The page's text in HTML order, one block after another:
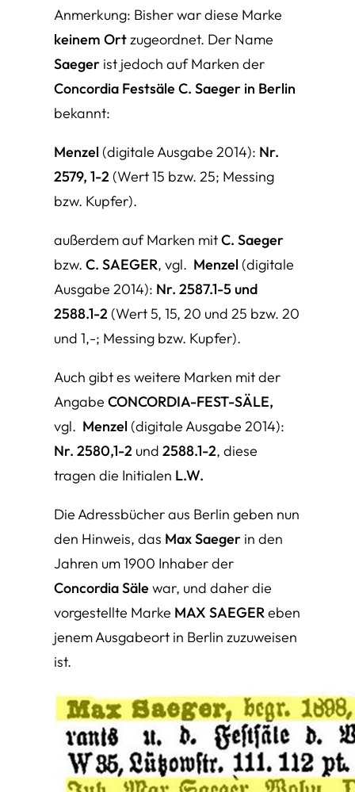
Anmerkung: Bisher war diese Marke
keinem Ortzugeordnet. Der Name
Saeger ist jedoch auf Marken der
Concordia Festsäle C. Saeger in Berlin
bekannt:
Menzel (digitale Ausgabe 2014): Nr.
2579, 1-2 (Wert 15 bzw. 25; Messing
bzw. Kupfer).
außerdem auf Marken mitC. Saeger
bzw. C. SAEGER, vgl. Menzel (digitale
Ausgabe 2014): Nr. 2587.1-5 und
2588.1-2 (Wert 5, 15, 20 und 25 bzw. 20
und 1,-; Messing bzw. Kupfer).
Auch gibt es weitere Marken mit der
Angabe CONCORDIA-FEST-SÄLE,
vgl. Menzel (digitale Ausgabe 2014):
Nr. 2580,1-2 und 2588.1-2, diese
tragen die Initialen L.W.
Die Adressbücher aus Berlin geben nun
den Hinweis, das Max Saeger in den
Jahren um 1900 Inhaber der
Concordia Sälewar, und daher die
vorgestellte Marke MAX SAEGEReben
jenem Ausgabeort in Berlin zuzuweisen
ist.